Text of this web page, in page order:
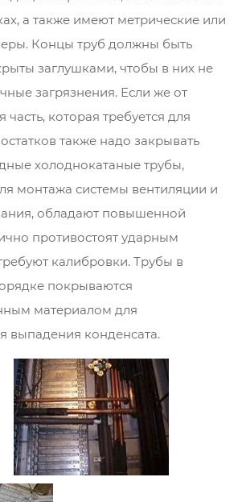
а также имеют метрические или
Концы труб должны быть
заглушками, чтобы в них не
загрязнения. Если же от
часть, которая требуется для
также надо закрывать
холоднокатаные трубы,
монтажа системы вентиляции и
обладают повышенной
противостоят ударным
калибровки. Трубы в
покрываются
материалом для
выпадения конденсата.